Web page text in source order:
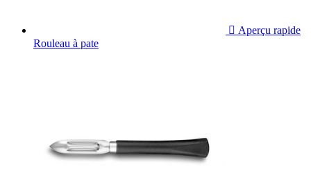
 Aperçu rapide
Rouleau à pate